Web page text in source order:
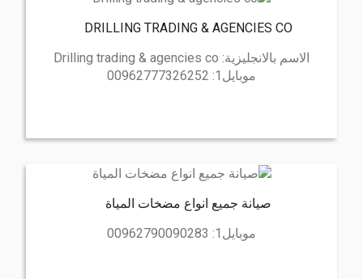
DRILLING TRADING & AGENCIES CO
الاسم بالانجليزية: Drilling trading & agencies co
موبايل1:
00962777326252
صيانة جميع انواع مضخات المياة
موبايل1:
00962790090283